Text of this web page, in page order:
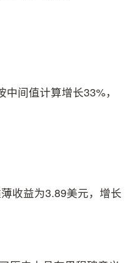
间值计算增长33%，
收益为3.89美元，增长